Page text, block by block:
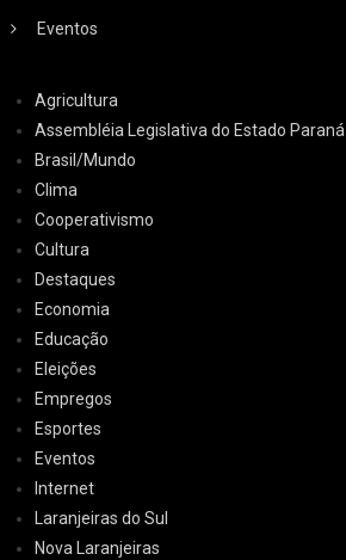
Eventos
Agricultura
Assembléia Legislativa do Estado Paraná
Brasil/Mundo
Clima
Cooperativismo
Cultura
Destaques
Economia
Educação
Eleições
Empregos
Esportes
Eventos
Internet
Laranjeiras do Sul
Nova Laranjeiras